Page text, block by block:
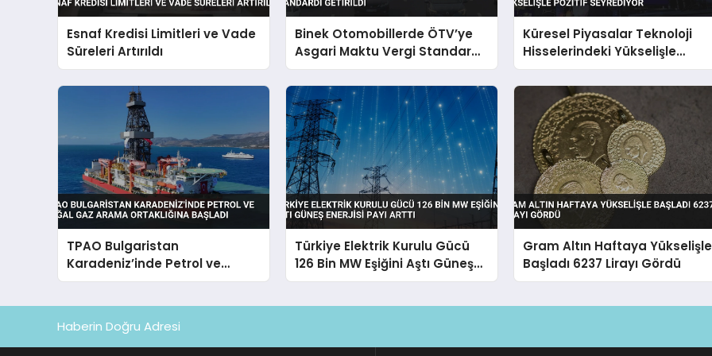
Esnaf Kredisi Limitleri ve Vade
Süreleri Artırıldı
Binek Otomobillerde ÖTV’ye
Asgari Maktu Vergi Standardı
Getirildi
Küresel Piyasalar Teknoloji
Hisselerindeki Yükselişle
Pozitif Seyrediyor
TPAO Bulgaristan
Karadeniz’inde Petrol ve
Doğal Gaz Arama Ortaklığına
Türkiye Elektrik Kurulu Gücü
126 Bin MW Eşiğini Aştı Güneş
Enerjisi Payı Arttı
Gram Altın Haftaya Yükselişle
Başladı 6237 Lirayı Gördü
Haberin Doğru Adresi